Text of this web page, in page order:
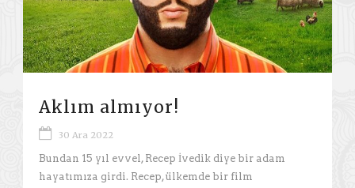
Aklım almıyor!
30 Ara 2022
Bundan 15 yıl evvel, Recep İvedik diye bir adam
hayatımıza girdi. Recep, ülkemde bir film